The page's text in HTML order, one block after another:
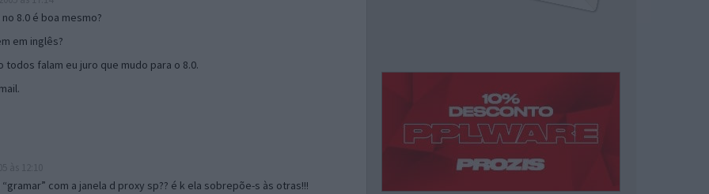
8.0 é boa mesmo?
em inglês?
falam eu juro que mudo para o 8.0.
com a janela d proxy sp?? é k ela sobrepõe-s às otras!!!